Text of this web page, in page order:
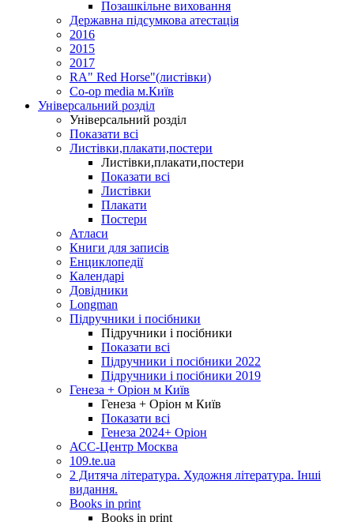
Позашкільне виховання
Державна підсумкова атестація
2016
2015
2017
RA" Red Horse"(листівки)
Co-op media м.Київ
Універсальний розділ
Універсальний розділ
Показати всі
Листівки,плакати,постери
Листівки,плакати,постери
Показати всі
Листівки
Плакати
Постери
Атласи
Книги для записів
Енциклопедії
Календарі
Довідники
Longman
Підручники і посібники
Підручники і посібники
Показати всі
Підручники і посібники 2022
Підручники і посібники 2019
Генеза + Оріон м Київ
Генеза + Оріон м Київ
Показати всі
Генеза 2024+ Оріон
АСС-Центр Москва
109.te.ua
2 Дитяча література. Художня література. Інші
видання.
Books in print
Books in print